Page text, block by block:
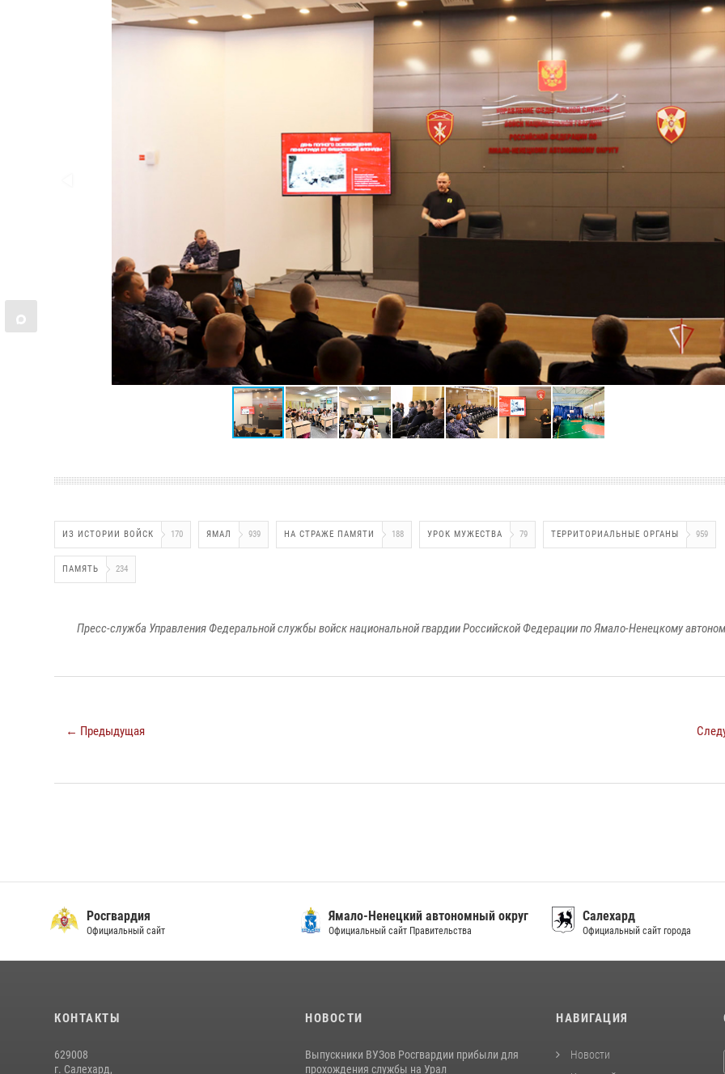
ИЗ ИСТОРИИ ВОЙСК 170 ЯМАЛ 939 НА СТРАЖЕ ПАМЯТИ 188 УРОК МУЖЕСТВА 79 ТЕРРИТОРИАЛЬНЫЕ ОРГАНЫ 959
ПАМЯТЬ 234
Пресс-служба Управления Федеральной службы войск национальной гвардии Российской Федерации по Ямало-Ненецкому
← Предыдущая
Росгвардия
Официальный сайт
Ямало-Ненецкий автономный округ
Официальный сайт Правительства
Салехард
Официальный сайт города
КОНТАКТЫ
629008
г. Салехард,
НОВОСТИ
Выпускники ВУЗов Росгвардии прибыли для
прохождения службы на Урал
НАВИГАЦИЯ
Новости